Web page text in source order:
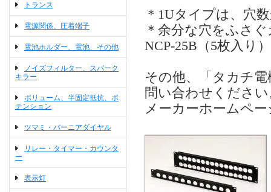
トランス
電源関係、圧着端子
電池ホルダー、電池、その他
ノイズフィルター、スパーク
キラー
ボリューム、半固定抵抗、ポ
テンション
ツマミ・バーニアダイヤル
リレー・タイマー・カウンタ
ー
表示灯
＊1Uタイプは、穴
＊余分な穴をふさ
NCP-25B（5枚入り
その他、「タカチ
問い合わせください
メーカーホームペ